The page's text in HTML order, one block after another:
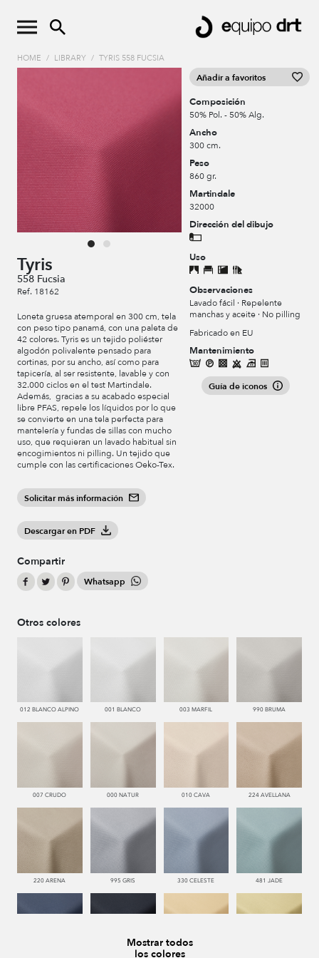
HOME / LIBRARY / TYRIS 558 FUCSIA
Tyris
558 Fucsia
Ref. 18162
Loneta gruesa atemporal en 300 cm, tela
con peso tipo panamá, con una paleta de
42 colores. Tyris es un tejido poliéster
algodón polivalente pensado para
cortinas, por su ancho, así como para
tapicería, al ser resistente, lavable y con
32.000 ciclos en el test Martindale.
Además, gracias a su acabado especial
libre PFAS, repele los líquidos por lo que
se convierte en una tela perfecta para
mantelería y fundas de sillas con mucho
uso, que requieran un lavado habitual sin
encogimientos ni pilling. Un tejido que
cumple con las certificaciones Oeko-Tex.
Solicitar más información
Descargar en PDF
Compartir
Whatsapp
Añadir a favoritos
Composición
50% Pol. - 50% Alg.
Ancho
300 cm.
Peso
860 gr.
Martindale
32000
Dirección del dibujo
Uso
Observaciones
Lavado fácil · Repelente
manchas y aceite · No pilling
Fabricado en EU
Mantenimiento
Guía de iconos
Otros colores
012 BLANCO ALPINO 001 BLANCO 003 MARFIL 990 BRUMA
007 CRUDO 000 NATUR 010 CAVA 224 AVELLANA
220 ARENA 995 GRIS 330 CELESTE 481 JADE
Mostrar todos
los colores